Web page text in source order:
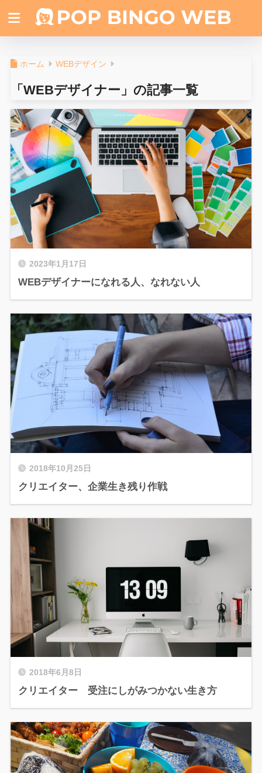
ホーム WEBデザイン
「WEBデザイナー」の記事一覧
2023年1月17日
WEBデザイナーになれる人、なれない人
2018年10月25日
クリエイター、企業生き残り作戦
2018年6月8日
クリエイター 受注にしがみつかない生き方